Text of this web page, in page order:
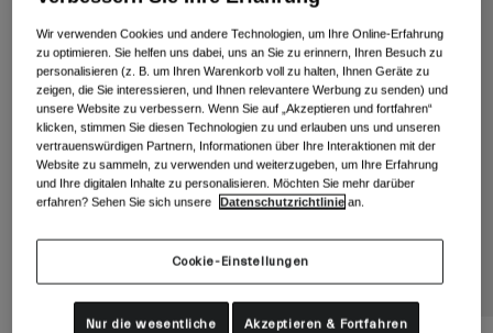
Schuhe
Rennrad Schuhe
Mountainbike Schuhe
Gravel Schuhe
Alle anzeigen
Schutzbrillen
Snowboard
Mit austauschbaren Gläsern
Damen
Wir verwenden Cookies und andere Technologien, um Ihre Online-Erfahrung
zu optimieren. Sie helfen uns dabei, uns an Sie zu erinnern, Ihren Besuch zu
personalisieren (z. B. um Ihren Warenkorb voll zu halten, Ihnen Geräte zu
zeigen, die Sie interessieren, und Ihnen relevantere Werbung zu senden) und
unsere Website zu verbessern. Wenn Sie auf „Akzeptieren und fortfahren“
klicken, stimmen Sie diesen Technologien zu und erlauben uns und unseren
vertrauenswürdigen Partnern, Informationen über Ihre Interaktionen mit der
Website zu sammeln, zu verwenden und weiterzugeben, um Ihre Erfahrung
und Ihre digitalen Inhalte zu personalisieren. Möchten Sie mehr darüber
erfahren? Sehen Sie sich unsere
Datenschutzrichtlinie an.
Cookie-Einstellungen
Nur die wesentliche Akzeptieren & Fortfahren